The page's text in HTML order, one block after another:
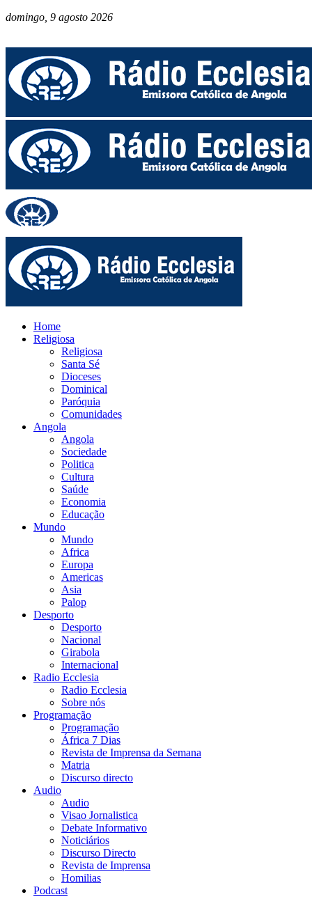
domingo, 9 agosto 2026
Home
Religiosa
Religiosa
Santa Sé
Dioceses
Dominical
Paróquia
Comunidades
Angola
Angola
Sociedade
Politica
Cultura
Saúde
Economia
Educação
Mundo
Mundo
Africa
Europa
Americas
Asia
Palop
Desporto
Desporto
Nacional
Girabola
Internacional
Radio Ecclesia
Radio Ecclesia
Sobre nós
Programação
Programação
África 7 Dias
Revista de Imprensa da Semana
Matria
Discurso directo
Audio
Audio
Visao Jornalistica
Debate Informativo
Noticiários
Discurso Directo
Revista de Imprensa
Homilias
Podcast